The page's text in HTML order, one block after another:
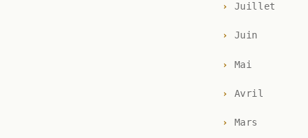
Juillet
Juin
Mai
Avril
Mars